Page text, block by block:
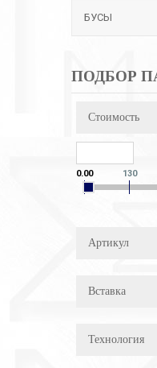
БУСЫ
ПОДБОР
Стоимость
0.00 130
Артикул
Вставка
Технология